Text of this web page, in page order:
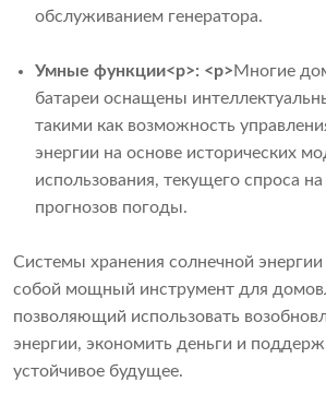
обслуживанием генератора.
Умные функции<р>: <р>Многие
батареи оснащены
такими как возможность
энергии на основе исторических
использования, текущего спроса
прогнозов погоды.
Системы хранения солнечной
собой мощный инструмент для
позволяющий использовать
энергии, экономить деньги и
устойчивое будущее.